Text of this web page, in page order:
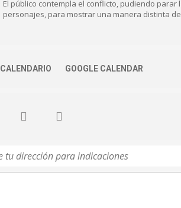
El público contempla el conflicto, pudiendo
personajes, para mostrar una manera distinta
CALENDARIO GOOGLE CALENDAR